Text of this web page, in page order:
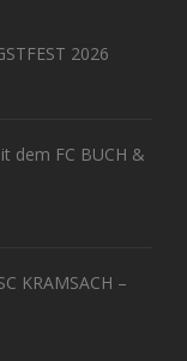
2026
dem FC BUCH &
KRAMSACH –